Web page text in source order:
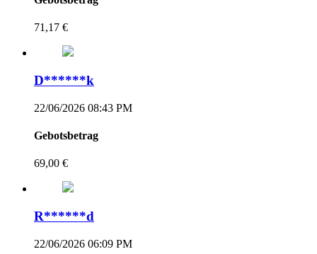
71,17 €
D******k
22/06/2026 08:43 PM
Gebotsbetrag
69,00 €
R******d
22/06/2026 06:09 PM